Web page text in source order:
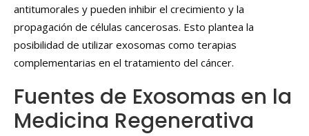
antitumorales y pueden inhibir el crecimiento y la
propagación de células cancerosas. Esto plantea la
posibilidad de utilizar exosomas como terapias
complementarias en el tratamiento del cáncer.
Fuentes de Exosomas en la
Medicina Regenerativa